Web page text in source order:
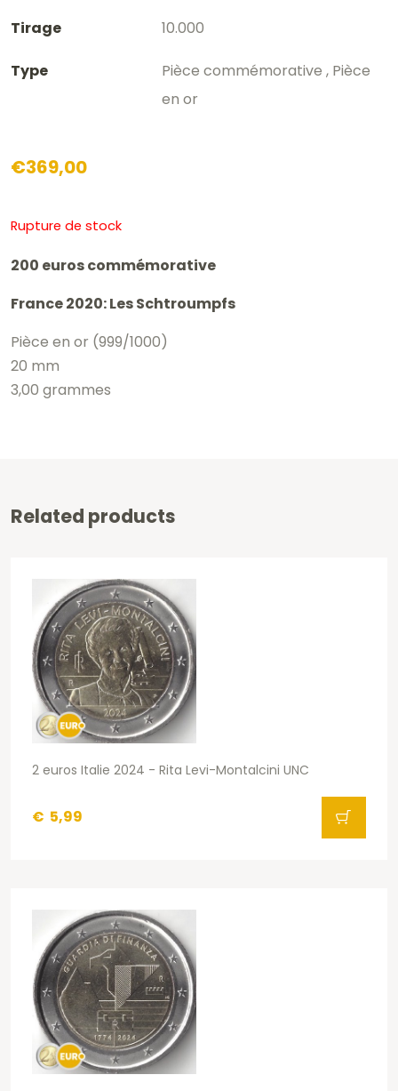
Tirage 10.000
Type
Pièce commémorative , Pièce
en or
€369,00
Rupture de stock
200 euros commémorative
France 2020: Les Schtroumpfs
Pièce en or (999/1000)
20 mm
3,00 grammes
Related products
2 euros Italie 2024 - Rita Levi-Montalcini UNC
€ 5,99